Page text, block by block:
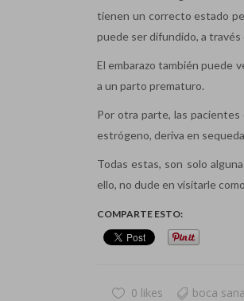
tienen un correcto estado
puede ser difundido, a
El embarazo también puede
a un parto prematuro.
Por otra parte, las pacientes
estrógeno, deriva en
Todas estas, son solo
ello, no dude en visitarle
COMPARTE ESTO:
0 likes boca sana